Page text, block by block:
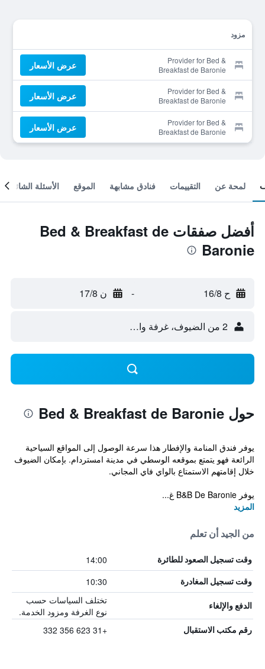
مزود
Provider for Bed &
Breakfast de Baronie
عرض الأسعار
Provider for Bed &
Breakfast de Baronie
عرض الأسعار
Provider for Bed &
Breakfast de Baronie
عرض الأسعار
لمحة عن التقييمات فنادق مشابهة الموقع الأسئلة الشائعة
أفضل صفقات Bed & Breakfast de
Baronie
ح 16/8 - ن 17/8
2 من الضيوف، غرفة واحدة
حول Bed & Breakfast de Baronie
يوفر فندق المنامة والإفطار هذا سرعة الوصول إلى المواقع السياحية
الرائعة فهو يتمتع بموقعه الوسطي في مدينة امستردام. بإمكان الضيوف
خلال إقامتهم الاستمتاع بالواي فاي المجاني.
يوفر B&B De Baronie غ...
المزيد
من الجيد أن تعلم
وقت تسجيل الصعود للطائرة 14:00
وقت تسجيل المغادرة 10:30
الدفع والإلغاء
تختلف السياسات حسب
نوع الغرفة ومزود الخدمة.
رقم مكتب الاستقبال +31 623 356 332